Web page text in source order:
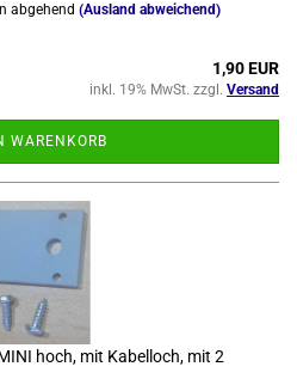
abgehend (Ausland abweichend)
1,90 EUR
inkl. 19% MwSt. zzgl. Versand
WARENKORB
hoch, mit Ka­bel­loch, mit 2